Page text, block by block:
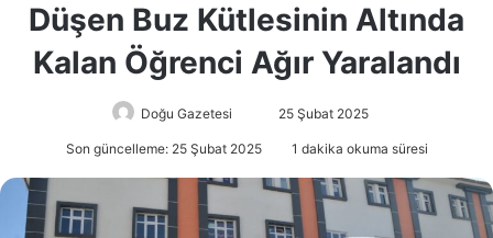
Düşen Buz Kütlesinin Altında
Kalan Öğrenci Ağır Yaralandı
Doğu Gazetesi
e-
göndermek
25 Şubat 2025
Son güncelleme: 25 Şubat 2025 1 dakika okuma süresi